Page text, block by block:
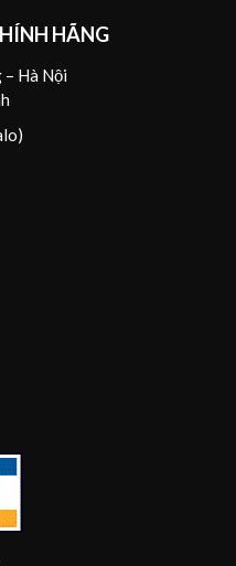
HÃNG
Hà Nội